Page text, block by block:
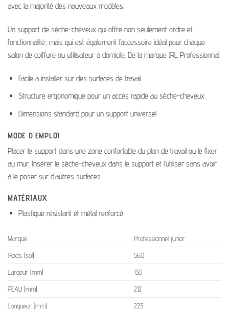
avec la majorité des nouveaux modèles.
Un support de sèche-cheveux qui offre non seulement ordre et
fonctionnalité, mais qui est également l’accessoire idéal pour chaque
salon de coiffure ou utilisateur à domicile. De la marque JRL Professionnal.
Facile à installer sur des surfaces de travail
Structure ergonomique pour un accès rapide au sèche-cheveux
Dimensions standard pour un support universel
MODE D’EMPLOI
Placer le support dans une zone confortable du plan de travail ou le fixer
au mur. Insérer le sèche-cheveux dans le support et l’utiliser sans avoir
à le poser sur d’autres surfaces.
MATÉRIAUX
Plastique résistant et métal renforcé
Marque
Professionnel junior
Poids (sol)
560
Largeur (mm)
130
PEAU (mm)
212
Longueur (mm)
223